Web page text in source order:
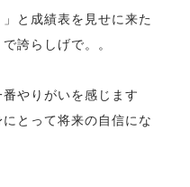
と成績表を見せに来た
誇らしげで。。
やりがいを感じます
とって将来の自信にな